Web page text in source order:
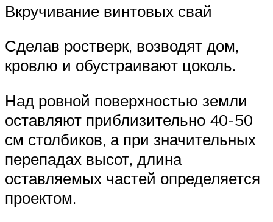
Вкручивание винтовых свай
Сделав ростверк, возводят дом,
кровлю и обустраивают цоколь.
Над ровной поверхностью земли
оставляют приблизительно 40-50
см столбиков, а при значительных
перепадах высот, длина
оставляемых частей определяется
проектом.